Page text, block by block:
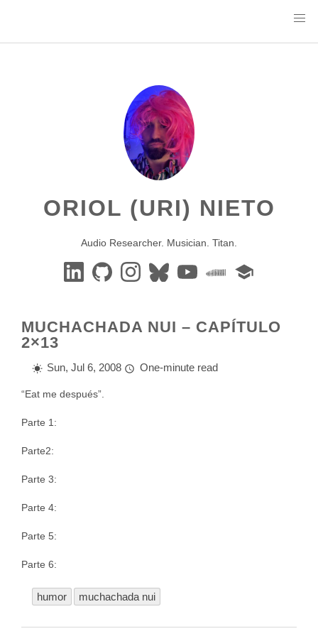
ORIOL (URI) NIETO
Audio Researcher. Musician. Titan.
MUCHACHADA NUI – CAPÍTULO
2×13
Sun, Jul 6, 2008 One-minute read
“Eat me después”.
Parte 1:
Parte2:
Parte 3:
Parte 4:
Parte 5:
Parte 6:
humor muchachada nui